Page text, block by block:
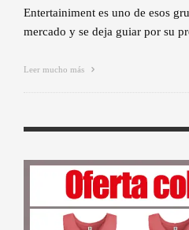
Entertainiment es uno de esos
mercado y se deja guiar por su
Leer mucho más